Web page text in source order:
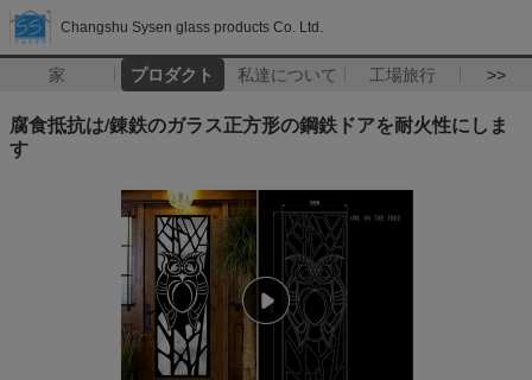
Changshu Sysen glass products Co. Ltd.
家 プロダクト 私達について 工場旅行 >>
腐食抵抗は/錬鉄のガラス正方形の鋼鉄ドアを耐火性にしま
す